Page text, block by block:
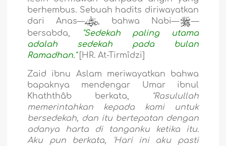
berhembus. Sebuah hadits diriwayatkan
dari Anas—
, bahwa Nabi—
—
bersabda,
"Sedekah paling utama
adalah sedekah pada bulan
Ramadhan."[HR. At-Tirmîdzi]
Zaid ibnu Aslam meriwayatkan bahwa
bapaknya mendengar Umar ibnul
Khaththâb berkata, "Rasulullah
memerintahkan kepada kami untuk
bersedekah, dan itu bertepatan dengan
adanya harta di tanganku ketika itu.
Aku pun berkata, 'Hari ini aku pasti